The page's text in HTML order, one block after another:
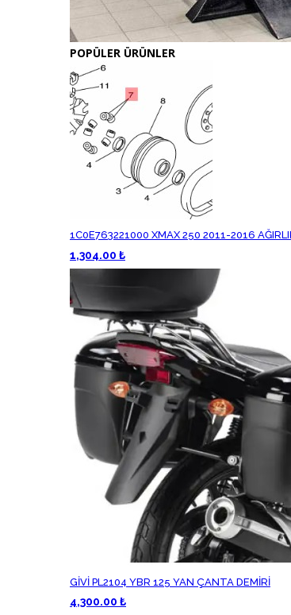
POPÜLER ÜRÜNLER
1C0E763221000 XMAX 250 2011-2016
1,304.00 ₺
GİVİ PL2104 YBR 125 YAN ÇANTA DEMİRİ
4,300.00 ₺